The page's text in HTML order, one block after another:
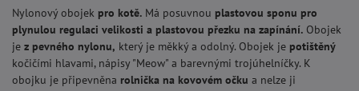
Nylonový obojek pro kotě. Má posuvnou plastovou sponu pro
plynulou regulaci velikosti a plastovou přezku na zapínání. Obojek
je z pevného nylonu, který je měkký a odolný. Obojek je potištěný
kočičími hlavami, nápisy "Meow" a barevnými trojúhelníčky. K
obojku je připevněna rolnička na kovovém očku a nelze ji